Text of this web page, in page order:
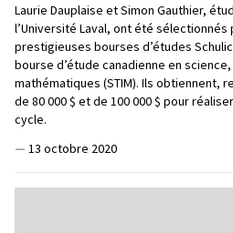
Laurie Dauplaise et Simon Gauthier,
l’Université Laval, ont été
prestigieuses bourses d’études
bourse d’étude canadienne en
mathématiques (STIM). Ils obtiennent,
de 80 000 $ et de 100 000 $ pour
cycle.
— 13 octobre 2020